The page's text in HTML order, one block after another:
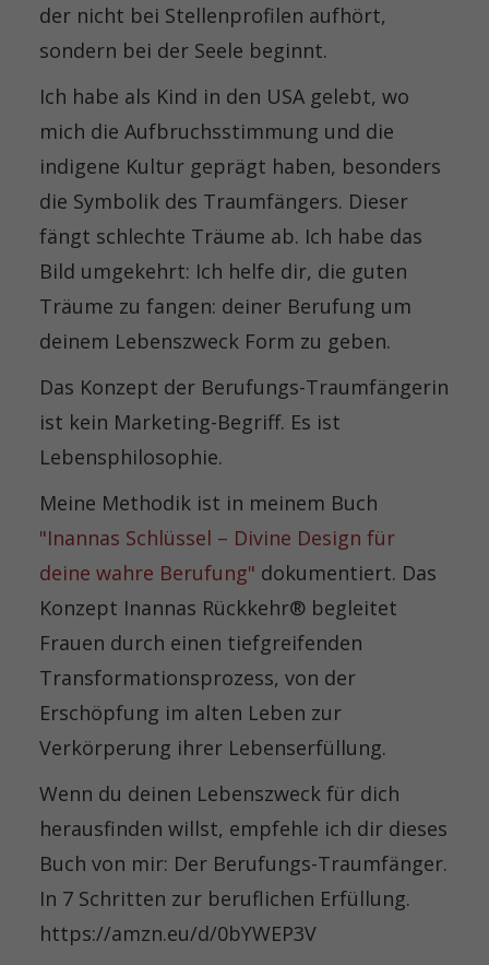
der nicht bei Stellenprofilen aufhört,
sondern bei der Seele beginnt.
Ich habe als Kind in den USA gelebt, wo
mich die Aufbruchsstimmung und die
indigene Kultur geprägt haben, besonders
die Symbolik des Traumfängers. Dieser
fängt schlechte Träume ab. Ich habe das
Bild umgekehrt: Ich helfe dir, die guten
Träume zu fangen: deiner Berufung um
deinem Lebenszweck Form zu geben.
Das Konzept der Berufungs-Traumfängerin
ist kein Marketing-Begriff. Es ist
Lebensphilosophie.
Meine Methodik ist in meinem Buch
"Inannas Schlüssel – Divine Design für
deine wahre Berufung" dokumentiert. Das
Konzept Inannas Rückkehr® begleitet
Frauen durch einen tiefgreifenden
Transformationsprozess, von der
Erschöpfung im alten Leben zur
Verkörperung ihrer Lebenserfüllung.
Wenn du deinen Lebenszweck für dich
herausfinden willst, empfehle ich dir dieses
Buch von mir: Der Berufungs-Traumfänger.
In 7 Schritten zur beruflichen Erfüllung.
https://amzn.eu/d/0bYWEP3V